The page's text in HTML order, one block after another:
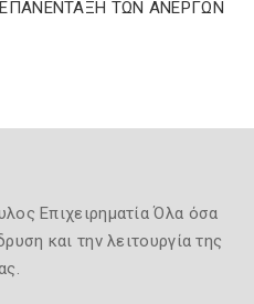
ΤΩΝ ΑΝΕΡΓΩΝ
Επιχειρηματία Όλα όσα
και την λειτουργία της